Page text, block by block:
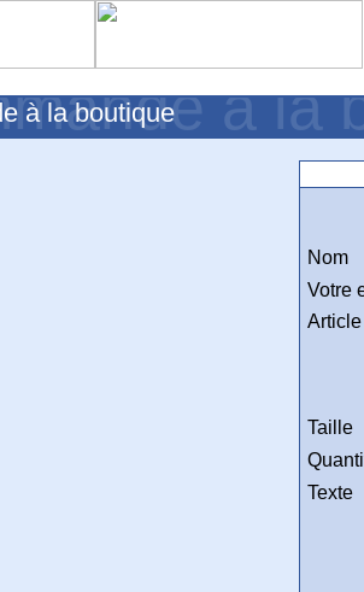
à la
à la boutique
Nom
Votre
Article
Taille
Texte